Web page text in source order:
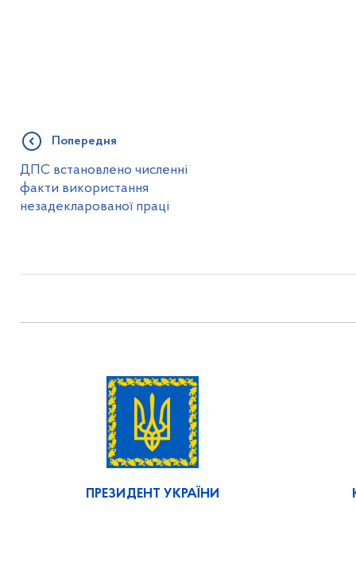
Попередня
ДПС встановлено численні
факти використання
незадекларованої праці
ПРЕЗИДЕНТ УКРАЇНИ